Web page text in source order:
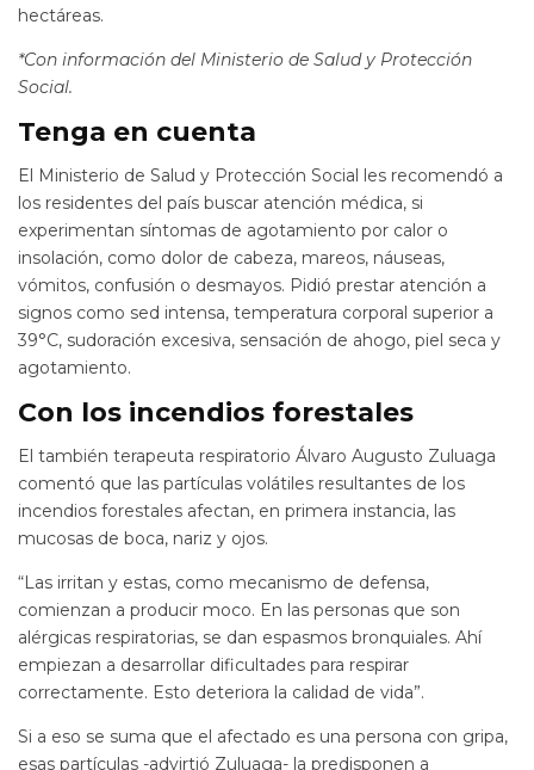
hectáreas.
*Con información del Ministerio de Salud y Protección
Social.
Tenga en cuenta
El Ministerio de Salud y Protección Social les recomendó a
los residentes del país buscar atención médica, si
experimentan síntomas de agotamiento por calor o
insolación, como dolor de cabeza, mareos, náuseas,
vómitos, confusión o desmayos. Pidió prestar atención a
signos como sed intensa, temperatura corporal superior a
39°C, sudoración excesiva, sensación de ahogo, piel seca y
agotamiento.
Con los incendios forestales
El también terapeuta respiratorio Álvaro Augusto Zuluaga
comentó que las partículas volátiles resultantes de los
incendios forestales afectan, en primera instancia, las
mucosas de boca, nariz y ojos.
“Las irritan y estas, como mecanismo de defensa,
comienzan a producir moco. En las personas que son
alérgicas respiratorias, se dan espasmos bronquiales. Ahí
empiezan a desarrollar dificultades para respirar
correctamente. Esto deteriora la calidad de vida”.
Si a eso se suma que el afectado es una persona con gripa,
esas partículas -advirtió Zuluaga- la predisponen a